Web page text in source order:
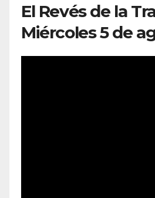
El Revés de la
Miércoles 5 de